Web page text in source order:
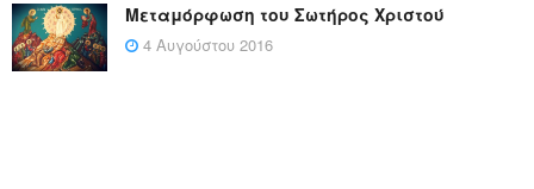
Μεταμόρφωση του Σωτήρος Χριστού
4 Αυγούστου 2016